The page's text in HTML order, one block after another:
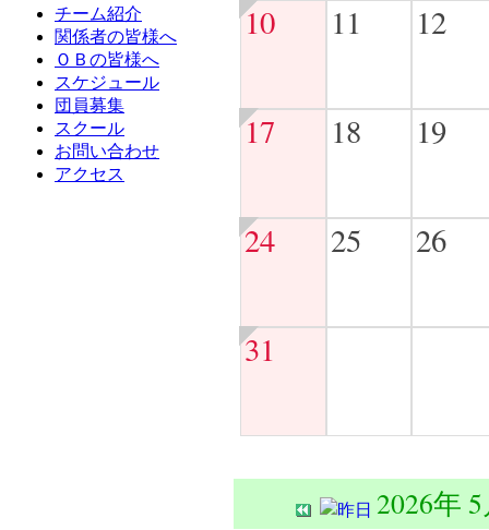
チーム紹介
関係者の皆様へ
ＯＢの皆様へ
スケジュール
団員募集
スクール
お問い合わせ
アクセス
10 11 12
17 18 19
24 25 26
31
2026年